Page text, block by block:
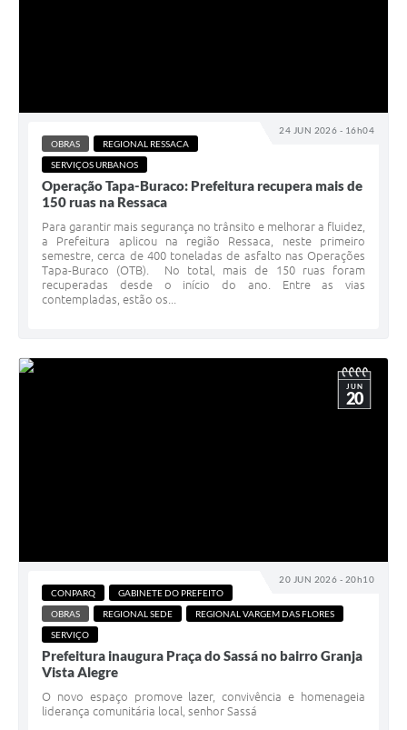
24 JUN 2026 - 16h04
OBRAS
REGIONAL RESSACA
SERVIÇOS URBANOS
Operação Tapa-Buraco: Prefeitura recupera mais de
150 ruas na Ressaca
Para garantir mais segurança no trânsito e melhorar a fluidez,
a Prefeitura aplicou na região Ressaca, neste primeiro
semestre, cerca de 400 toneladas de asfalto nas Operações
Tapa-Buraco (OTB). No total, mais de 150 ruas foram
recuperadas desde o início do ano. Entre as vias
contempladas, estão os...
20 JUN 2026 - 20h10
JUN
20
CONPARQ
GABINETE DO PREFEITO
OBRAS
REGIONAL SEDE
REGIONAL VARGEM DAS FLORES
SERVIÇO
Prefeitura inaugura Praça do Sassá no bairro Granja
Vista Alegre
O novo espaço promove lazer, convivência e homenageia
liderança comunitária local, senhor Sassá